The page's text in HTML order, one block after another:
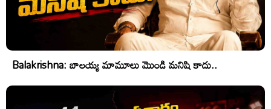
Balakrishna: బాలయ్య మామూలు మొండి మనిషి కాదు..